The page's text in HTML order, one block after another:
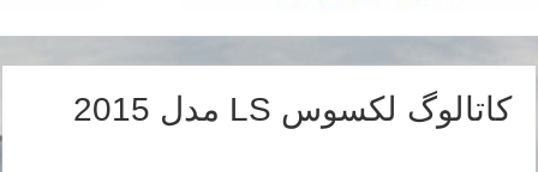
کاتالوگ لکسوس LS مدل 2015